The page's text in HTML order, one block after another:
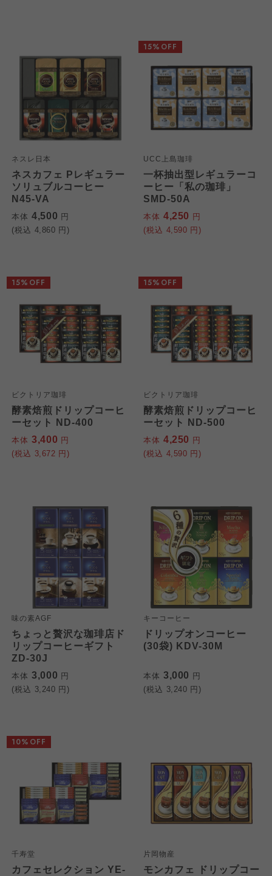
ネスレ日本
ネスカフェ Pレギュラー
ソリュブルコーヒー
N45-VA
本体 4,500 円
(税込 4,860 円)
UCC上島珈琲
一杯抽出型レギュラーコ
ーヒー「私の珈琲」
SMD-50A
本体 4,250 円
(税込 4,590 円)
15%OFF
ビクトリア珈琲
酵素焙煎ドリップコーヒ
ーセット ND-400
本体 3,400 円
(税込 3,672 円)
15%OFF
ビクトリア珈琲
酵素焙煎ドリップコーヒ
ーセット ND-500
本体 4,250 円
(税込 4,590 円)
15%OFF
味の素AGF
ちょっと贅沢な珈琲店ド
リップコーヒーギフト
ZD-30J
本体 3,000 円
(税込 3,240 円)
キーコーヒー
ドリップオンコーヒー
(30袋) KDV-30M
本体 3,000 円
(税込 3,240 円)
千寿堂
カフェセレクション YE-
10%OFF
片岡物産
モンカフェ ドリップコー